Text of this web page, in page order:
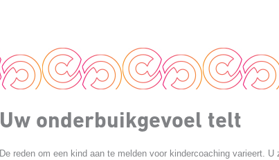
Uw onderbuikgevoel telt
De reden om een kind aan te melden voor kindercoaching varieert. U